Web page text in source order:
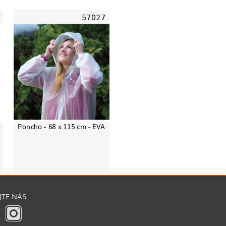
57027
Poncho - 68 x 115 cm - EVA
NÁS